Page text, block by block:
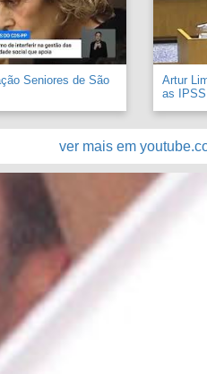
Seniores de São
Artur
as IPSS
ver mais em